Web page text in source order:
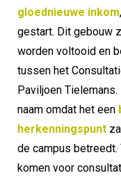
gloednieuwe inkom
gestart. Dit gebouw
worden voltooid en
tussen het
Paviljoen
naam omdat het een
herkenningspunt
de campus
komen voor